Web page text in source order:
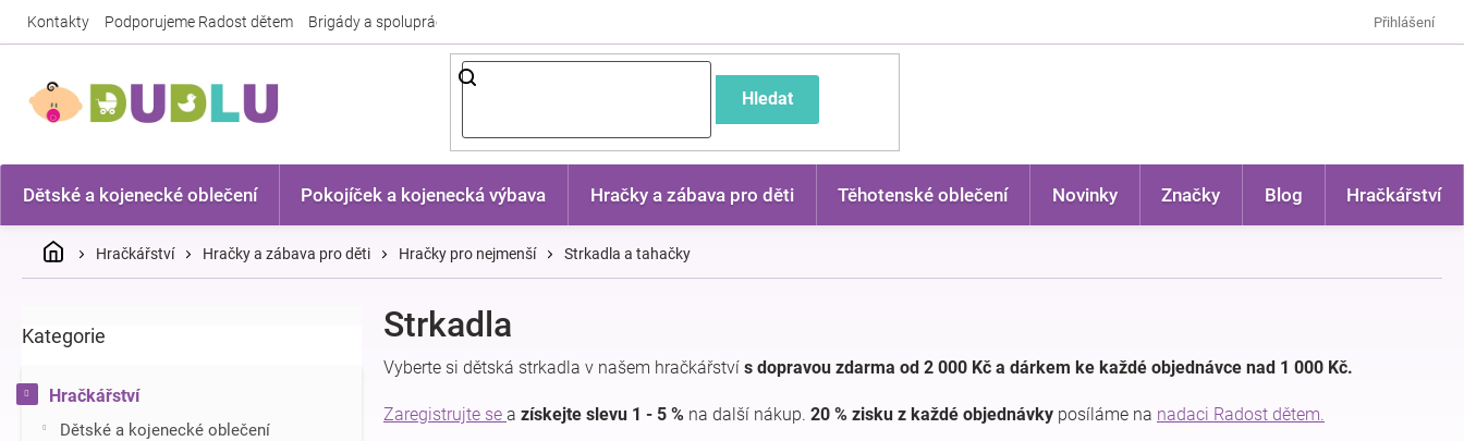
Kontakty Podporujeme Radost dětem Brigády a spolupráce Přihlášení
Hledat
Dětské a kojenecké oblečení Pokojíček a kojenecká výbava Hračky a zábava pro děti Těhotenské oblečení Novinky Značky Blog Hračkářství
DomůHračkářství Hračky a zábava pro děti Hračky pro nejmenší Strkadla a tahačky
o
t
r
Přeskočit
Kategorie
Hračkářství
Dětské a kojenecké oblečení
Strkadla
Vyberte si dětská strkadla v našem hračkářství s dopravou zdarma od 2 000 Kč a dárkem ke každé objednávce nad 1 000 Kč.
Zaregistrujte se a získejte slevu 1 - 5 % na další nákup. 20 % zisku z každé objednávky posíláme na nadaci Radost dětem.